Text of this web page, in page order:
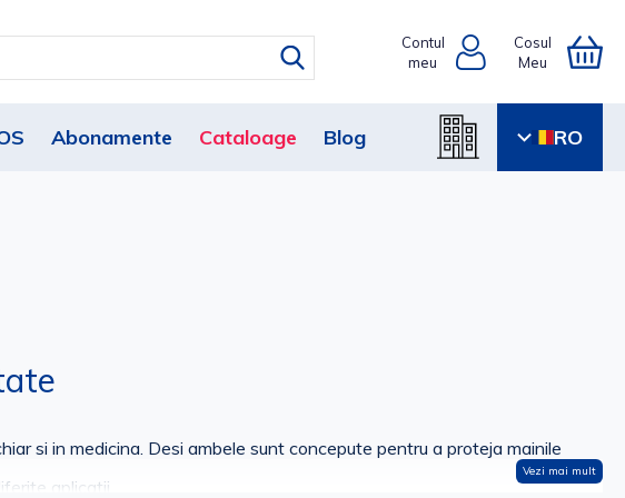
Contul
meu
RO
Cosul
Meu
Abonamente Cataloage Blog
si in medicina. Desi ambele sunt concepute pentru a proteja mainile
aplicatii.
Vezi mai mult